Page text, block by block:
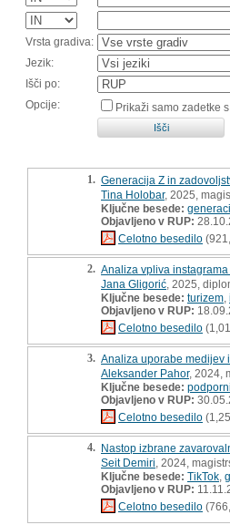
Vrsta gradiva:
Jezik:
Išči po:
Opcije:
Prikaži samo zadetke
1. Generacija Z in
Tina Holobar, 2025,
Ključne besede:
Objavljeno v RUP:
Celotno besedilo
2. Analiza vpliva
Jana Gligorić , 2025,
Ključne besede: turizem
Objavljeno v RUP:
Celotno besedilo
3. Analiza uporabe medijev
Aleksander Pahor, 2024,
Ključne besede:
Objavljeno v RUP:
Celotno besedilo
4. Nastop izbrane
Seit Demiri , 2024,
Ključne besede: TikTok
Objavljeno v RUP:
Celotno besedilo